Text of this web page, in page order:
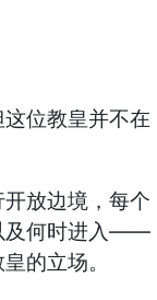
位教皇并不在
放边境，每个
何时进入——
的立场。